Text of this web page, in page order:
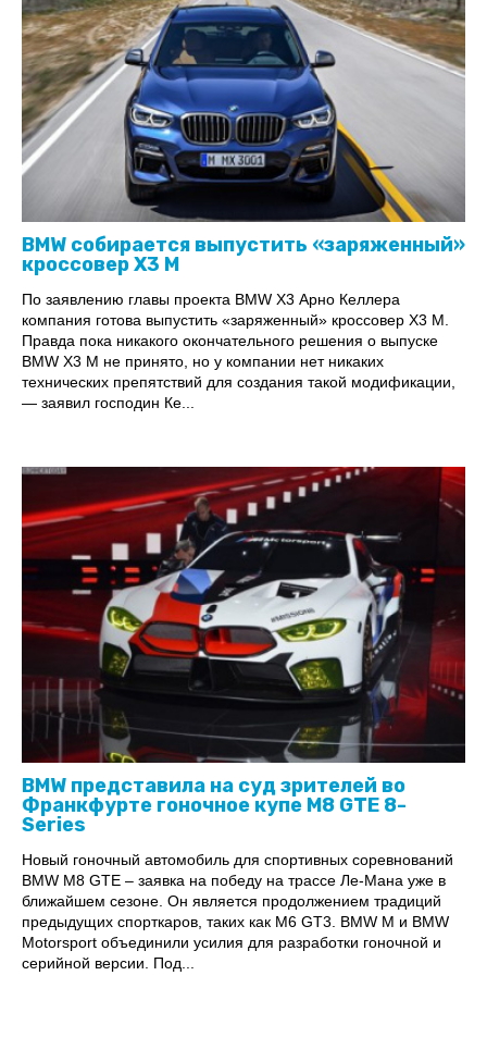
BMW собирается выпустить «заряженный»
кроссовер X3 M
По заявлению главы проекта BMW X3 Арно Келлера
компания готова выпустить «заряженный» кроссовер X3 M.
Правда пока никакого окончательного решения о выпуске
BMW X3 M не принято, но у компании нет никаких
технических препятствий для создания такой модификации,
— заявил господин Ке...
BMW представила на суд зрителей во
Франкфурте гоночное купе M8 GTE 8-
Series
Новый гоночный автомобиль для спортивных соревнований
BMW M8 GTE – заявка на победу на трассе Ле-Мана уже в
ближайшем сезоне. Он является продолжением традиций
предыдущих спорткаров, таких как M6 GT3. BMW M и BMW
Motorsport объединили усилия для разработки гоночной и
серийной версии. Под...